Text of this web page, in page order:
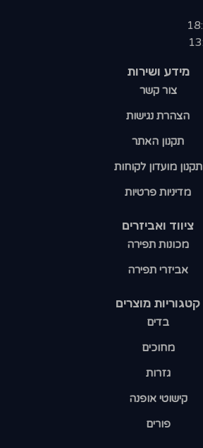
קטגוריות מוצרים​
בדים
מחוכים
גזרות
קישוטי אופנה
פורים
ציווד ואביזרים
מכונות תפירה
אביזרי תפירה
מידע ושירות
צור קשר
הצהרת נגישות
תקנון האתר
תקנון מועדון לקוחות
מדיניות פרטיות